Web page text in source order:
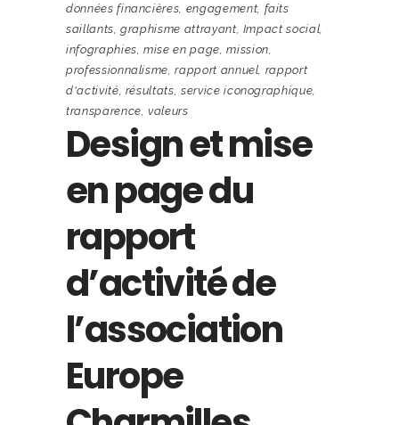
données financières engagement faits
saillants ,graphisme attrayant Impact social
infographies ,mise en page ,mission
professionnalisme ,rapport annuel rapport
d'activité résultats service iconographique
transparence ,valeurs
Design et mise
en page du
rapport
d’activité de
l’association
Europe